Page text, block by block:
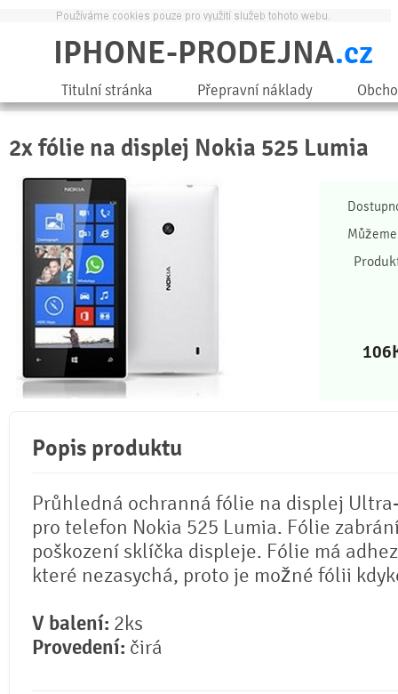
IPHONE-PRODEJNA.cz
Titulní stránka Přepravní náklady
2x fólie na displej Nokia 525 Lumia
106
Popis produktu
Průhledná ochranná fólie na displej
pro telefon Nokia 525 Lumia. Fólie
poškození sklíčka displeje. Fólie má
které nezasychá, proto je možné fólii
V balení: 2ks
Provedení: čirá